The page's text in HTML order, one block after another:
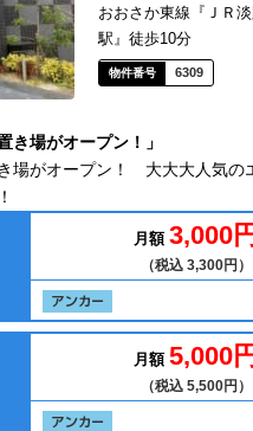
おおさか東線『ＪＲ
駅』徒歩10分
6309
き場がオープン！」
場がオープン！ 大大大人気の
月額 3,000円
（税込 3,300円）
月額 5,000円
（税込 5,500円）